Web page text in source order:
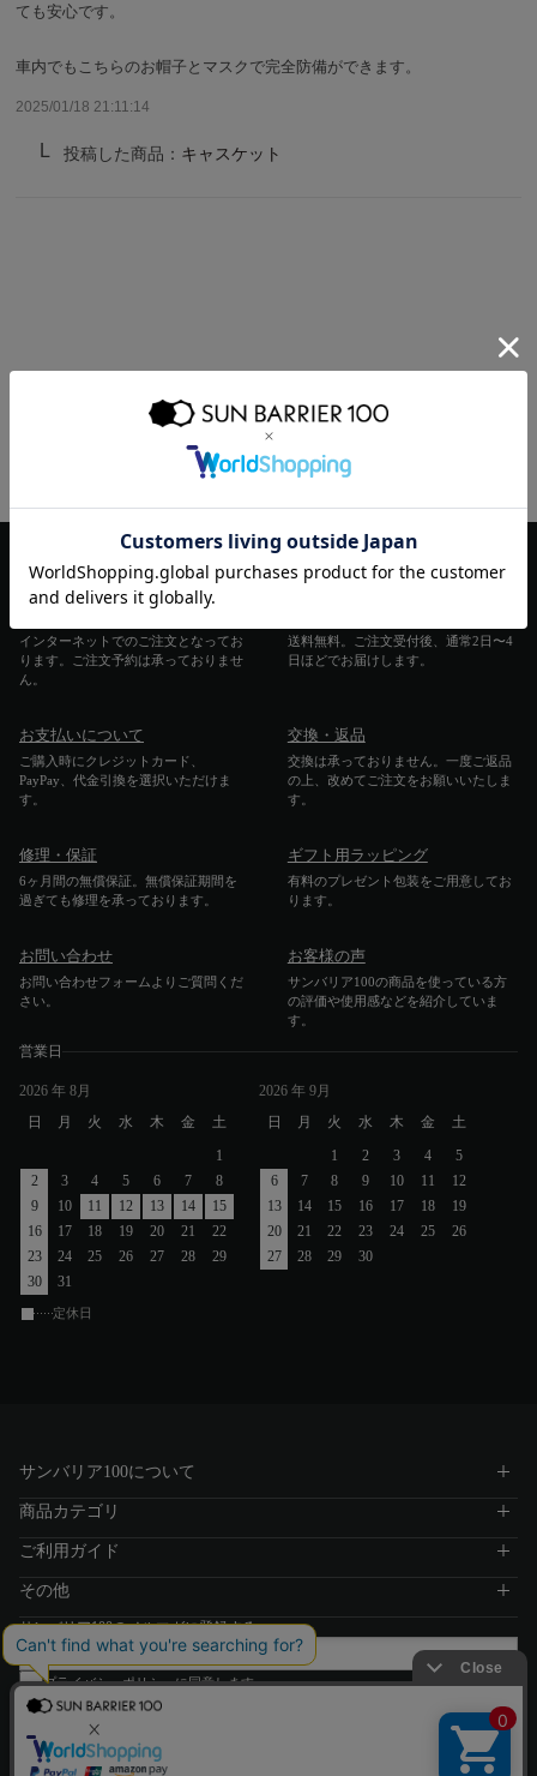
よみもの
商品の違い
お客様の声
ギフト用ラッピング
よくあるご質問・お問い合わせ
ログイン / 新規登録
特定商取引法に基づく表示
プライバシーポリシー
サイトポリシー
ても安心です。
車内でもこちらのお帽子とマスクで完全防備ができます。
2025/01/18 21:11:14
投稿した商品： キャスケット
インターネットでのご注文となってお
ります。ご注文予約は承っておりませ
ん。
送料無料。ご注文受付後、通常2日〜4
日ほどでお届けします。
お支払いについて
ご購入時にクレジットカード、
PayPay、代金引換を選択いただけま
す。
交換・返品
交換は承っておりません。一度ご返品
の上、改めてご注文をお願いいたしま
す。
修理・保証
6ヶ月間の無償保証。無償保証期間を
過ぎても修理を承っております。
ギフト用ラッピング
有料のプレゼント包装をご用意してお
ります。
お問い合わせ
お問い合わせフォームよりご質問くだ
さい。
お客様の声
サンバリア100の商品を使っている方
の評価や使用感などを紹介していま
す。
営業日
2026 年 8月
日
月 火 水 木 金
土
1
2
3 4 5 6 7
8
9
10 11 12 13 14
15
16
17 18 19 20 21
22
23
24 25 26 27 28
29
30
31
2026 年 9月
日
月 火 水 木 金
土
1
2 3 4
5
6
7 8 9 10 11
12
13
14 15 16 17 18
19
20
21 22 23 24 25
26
27
28 29 30
定休日
サンバリア100について
商品カテゴリ
ご利用ガイド
その他
サンバリア100のメルマガに登録する
プライバシーポリシーに同意します
登録する